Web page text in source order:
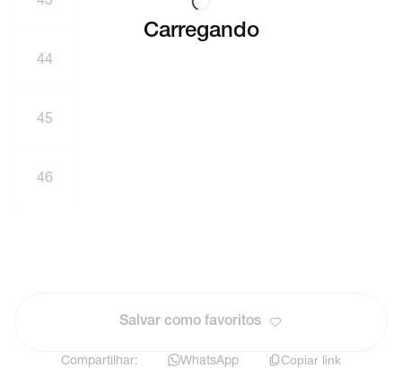
44
45
46
Salvar como favoritos
Compartilhar: WhatsApp Copiar link
Carregando